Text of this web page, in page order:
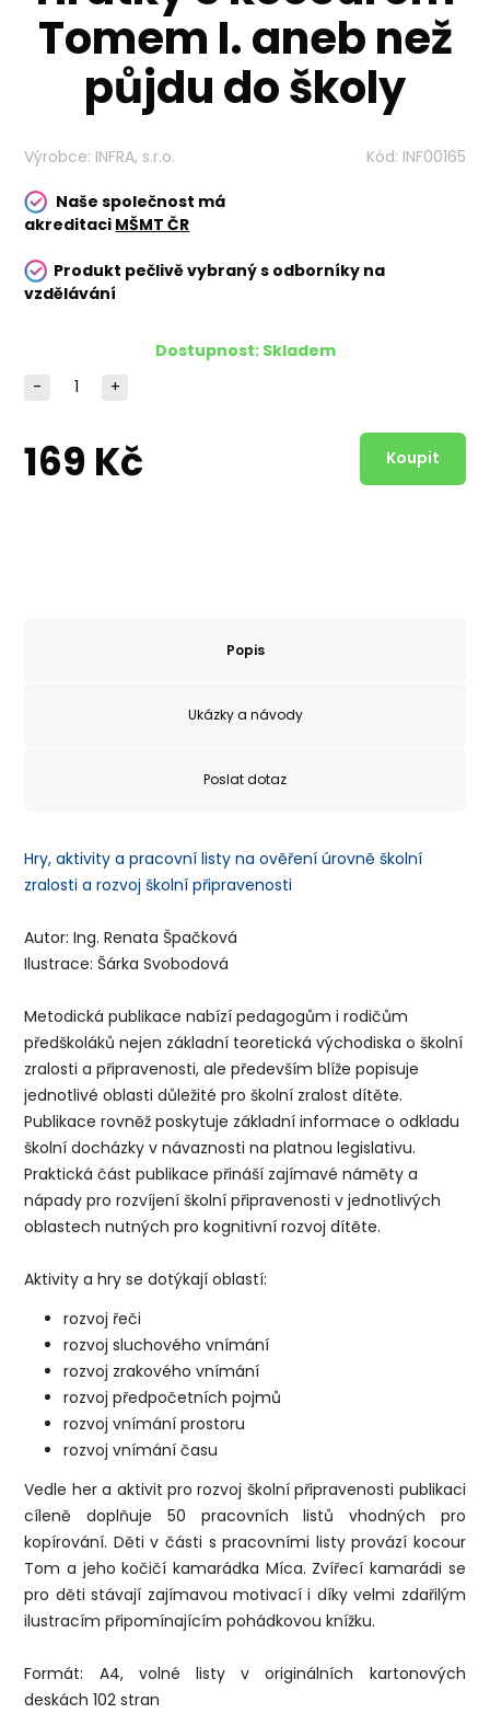
Tomem I. aneb než
půjdu do školy
Výrobce: INFRA, s.r.o. Kód: INF00165
Naše společnost má
akreditaci MŠMT ČR
Produkt pečlivě vybraný s odborníky na
vzdělávání
Dostupnost: Skladem
169 Kč
- +
Popis
Ukázky a návody
Poslat dotaz
Hry, aktivity a pracovní listy na ověření úrovně školní
zralosti a rozvoj školní připravenosti
Autor: Ing. Renata Špačková
Ilustrace: Šárka Svobodová
Metodická publikace nabízí pedagogům i rodičům
předškoláků nejen základní teoretická východiska o školní
zralosti a připravenosti, ale především blíže popisuje
jednotlivé oblasti důležité pro školní zralost dítěte.
Publikace rovněž poskytuje základní informace o odkladu
školní docházky v návaznosti na platnou legislativu.
Praktická část publikace přináší zajímavé náměty a
nápady pro rozvíjení školní připravenosti v jednotlivých
oblastech nutných pro kognitivní rozvoj dítěte.
Aktivity a hry se dotýkají oblastí:
rozvoj řeči
rozvoj sluchového vnímání
rozvoj zrakového vnímání
rozvoj předpočetních pojmů
rozvoj vnímání prostoru
rozvoj vnímání času
Vedle her a aktivit pro rozvoj školní připravenosti publikaci
cíleně doplňuje 50 pracovních listů vhodných pro
kopírování. Děti v části s pracovními listy provází kocour
Tom a jeho kočičí kamarádka Míca. Zvířecí kamarádi se
pro děti stávají zajímavou motivací i díky velmi zdařilým
ilustracím připomínajícím pohádkovou knížku.
Formát: A4, volné listy v originálních kartonových
deskách 102 stran